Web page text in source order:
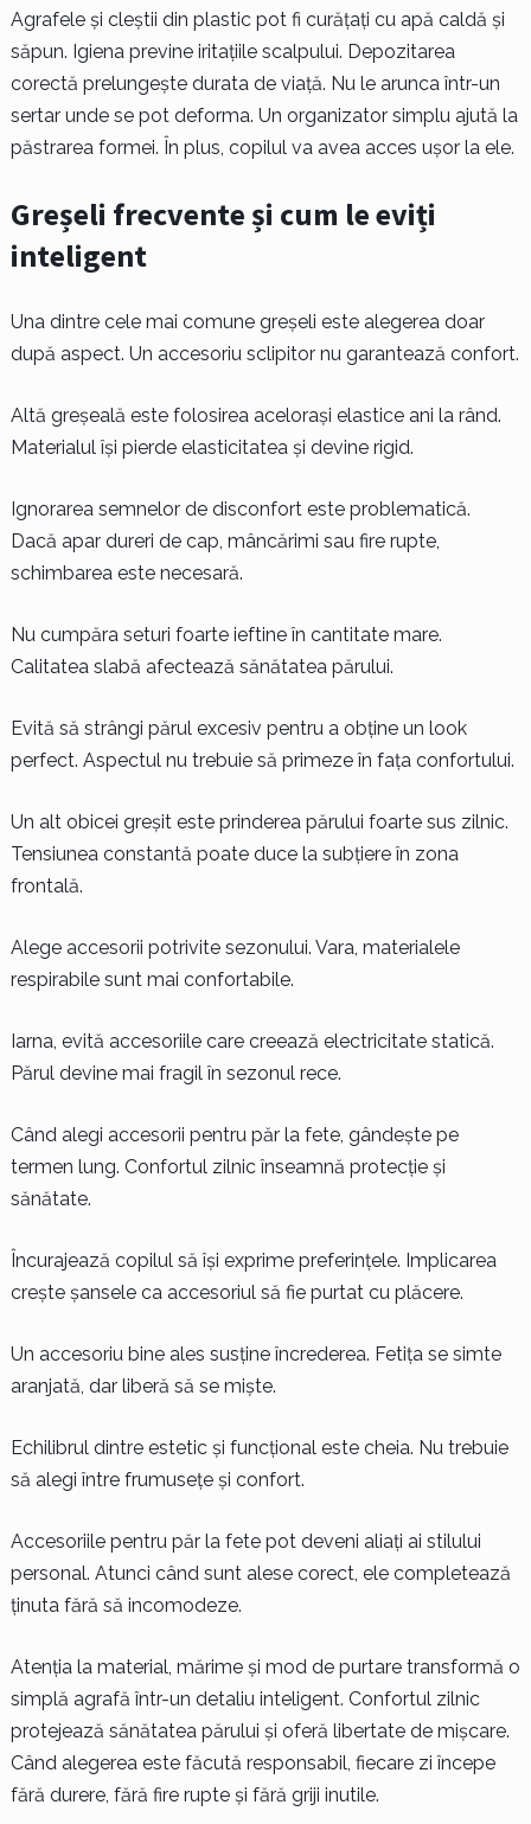
Agrafele și cleștii din plastic pot fi curățați cu apă caldă și
săpun. Igiena previne iritațiile scalpului. Depozitarea
corectă prelungește durata de viață. Nu le arunca într-un
sertar unde se pot deforma. Un organizator simplu ajută la
păstrarea formei. În plus, copilul va avea acces ușor la ele.
Greșeli frecvente și cum le eviți
inteligent
Una dintre cele mai comune greșeli este alegerea doar
după aspect. Un accesoriu sclipitor nu garantează confort.
Altă greșeală este folosirea acelorași elastice ani la rând.
Materialul își pierde elasticitatea și devine rigid.
Ignorarea semnelor de disconfort este problematică.
Dacă apar dureri de cap, mâncărimi sau fire rupte,
schimbarea este necesară.
Nu cumpăra seturi foarte ieftine în cantitate mare.
Calitatea slabă afectează sănătatea părului.
Evită să strângi părul excesiv pentru a obține un look
perfect. Aspectul nu trebuie să primeze în fața confortului.
Un alt obicei greșit este prinderea părului foarte sus zilnic.
Tensiunea constantă poate duce la subțiere în zona
frontală.
Alege accesorii potrivite sezonului. Vara, materialele
respirabile sunt mai confortabile.
Iarna, evită accesoriile care creează electricitate statică.
Părul devine mai fragil în sezonul rece.
Când alegi accesorii pentru păr la fete, gândește pe
termen lung. Confortul zilnic înseamnă protecție și
sănătate.
Încurajează copilul să își exprime preferințele. Implicarea
crește șansele ca accesoriul să fie purtat cu plăcere.
Un accesoriu bine ales susține încrederea. Fetița se simte
aranjată, dar liberă să se miște.
Echilibrul dintre estetic și funcțional este cheia. Nu trebuie
să alegi între frumusețe și confort.
Accesoriile pentru păr la fete pot deveni aliați ai stilului
personal. Atunci când sunt alese corect, ele completează
ținuta fără să incomodeze.
Atenția la material, mărime și mod de purtare transformă o
simplă agrafă într-un detaliu inteligent. Confortul zilnic
protejează sănătatea părului și oferă libertate de mișcare.
Când alegerea este făcută responsabil, fiecare zi începe
fără durere, fără fire rupte și fără griji inutile.